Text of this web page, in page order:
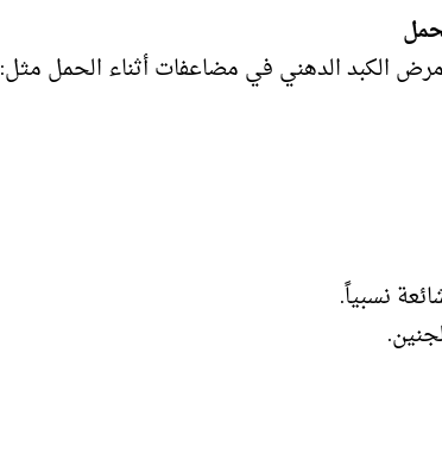
الكبد الدهني في مضاعفات أثناء الحمل مثل:
نسبياً.